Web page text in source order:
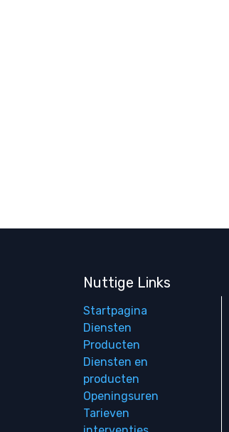
Nuttige Links
Startpagina
Diensten
Producten
Diensten en
producten
Openingsuren
Tarieven